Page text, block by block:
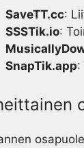
SaveTT.cc:
SSSTik.io:
SnapTik.app: